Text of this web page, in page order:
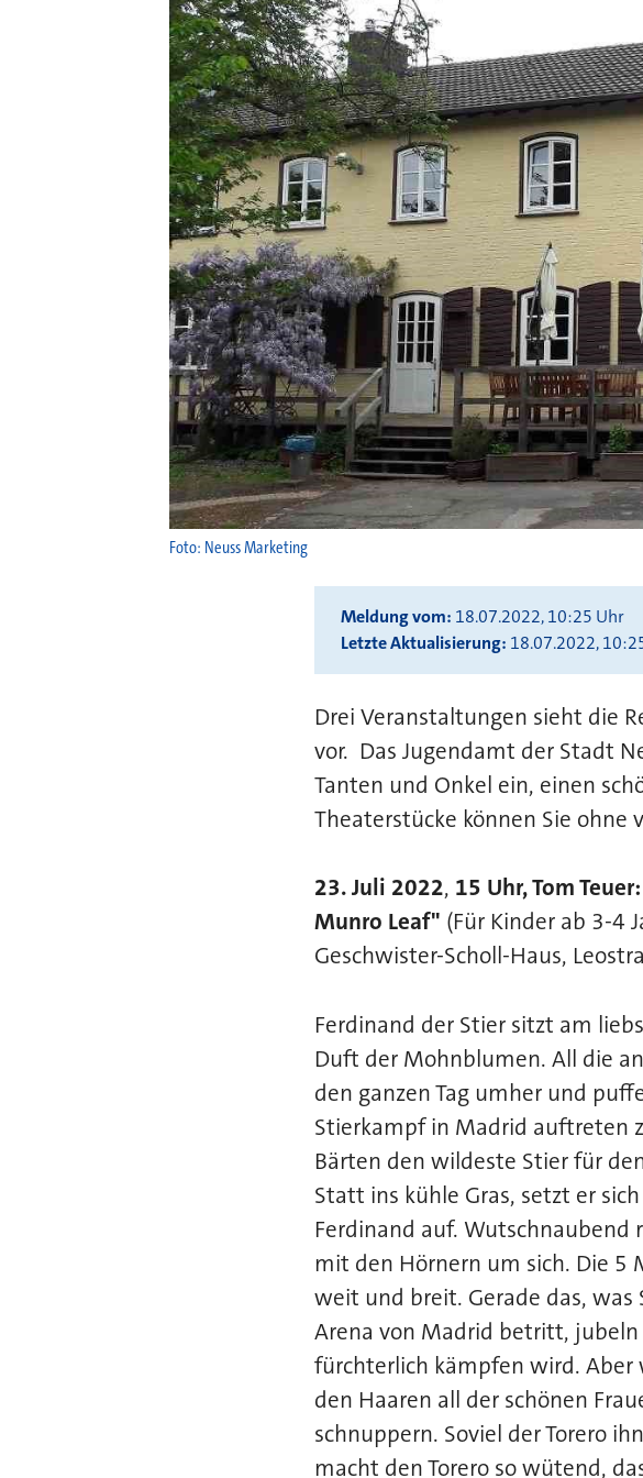
Foto: Neuss Marketing
Meldung vom 18.07.2022, 10:25 Uhr
Letzte Aktualisierung 18.07.2022,
Drei Veranstaltungen sieht die
vor. Das Jugendamt der Stadt
Tanten und Onkel ein, einen
Theaterstücke können Sie ohne
23. Juli 2022, 15 Uhr, Tom
Munro Leaf" (Für Kinder ab 3-4
Geschwister-Scholl-Haus,
Ferdinand der Stier sitzt am
Duft der Mohnblumen. All die
den ganzen Tag umher und
Stierkampf in Madrid auftreten
Bärten den wildeste Stier für
Statt ins kühle Gras, setzt er
Ferdinand auf.
mit den Hörnern um sich. Die
weit und breit. Gerade das, was
Arena von Madrid betritt, jubeln
fürchterlich kämpfen wird.
den Haaren all der schönen
schnuppern. Soviel der Torero
macht den Torero so wütend,